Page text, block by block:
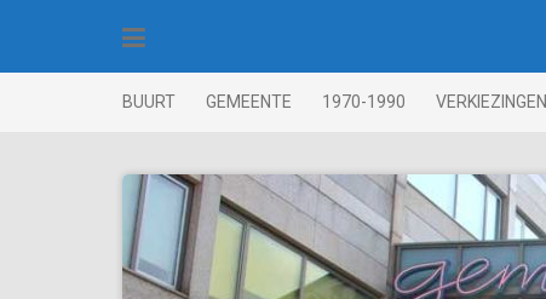
BUURT GEMEENTE 1970-1990 VERKIEZINGEN